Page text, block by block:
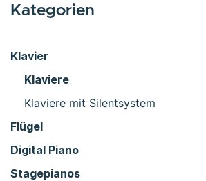
Kategorien
Klavier
Klaviere
Klaviere mit Silentsystem
Flügel
Digital Piano
Stagepianos